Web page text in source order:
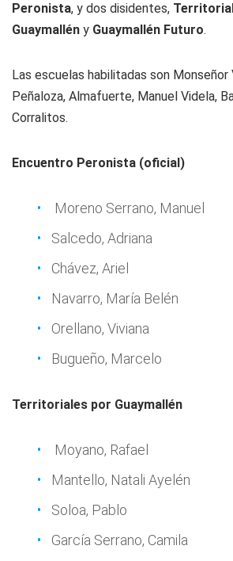
Peronista, y dos disidentes,
Guaymallén y Guaymallén Futuro.
Las escuelas habilitadas son Monseñor
Peñaloza, Almafuerte, Manuel Videla,
Corralitos.
Encuentro Peronista (oficial)
Moreno Serrano, Manuel
Salcedo, Adriana
Chávez, Ariel
Navarro, María Belén
Orellano, Viviana
Bugueño, Marcelo
Territoriales por Guaymallén
Moyano, Rafael
Mantello, Natali Ayelén
Soloa, Pablo
García Serrano, Camila